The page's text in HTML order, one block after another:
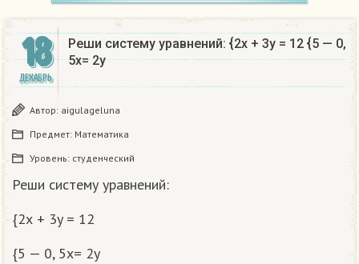
18
ДЕКАБРЬ
Реши систему уравнений: {2х + 3y = 12 {5 — 0,
5x= 2y
Автор: aigulageluna
Предмет: Математика
Уровень: студенческий
Реши систему уравнений:
{2х + 3y = 12
{5 — 0, 5x= 2y